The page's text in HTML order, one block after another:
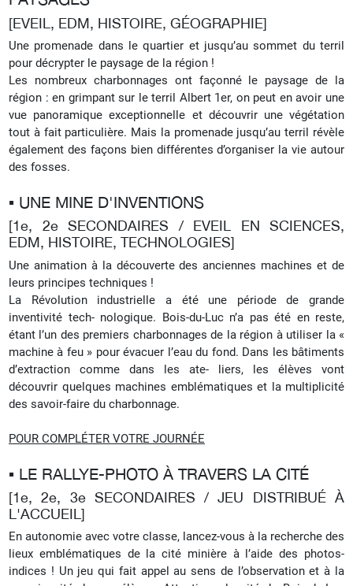
[EVEIL, EDM, HISTOIRE, GÉOGRAPHIE]
Une promenade dans le quartier et jusqu’au sommet du terril
pour décrypter le paysage de la région !
Les nombreux charbonnages ont façonné le paysage de la
région : en grimpant sur le terril Albert 1er, on peut en avoir une
vue panoramique exceptionnelle et découvrir une végétation
tout à fait particulière. Mais la promenade jusqu’au terril révèle
également des façons bien différentes d’organiser la vie autour
des fosses.
▪︎ UNE MINE D'INVENTIONS
[1e, 2e SECONDAIRES / EVEIL EN SCIENCES,
EDM, HISTOIRE, TECHNOLOGIES]
Une animation à la découverte des anciennes machines et de
leurs principes techniques !
La Révolution industrielle a été une période de grande
inventivité tech- nologique. Bois-du-Luc n’a pas été en reste,
étant l’un des premiers charbonnages de la région à utiliser la «
machine à feu » pour évacuer l’eau du fond. Dans les bâtiments
d’extraction comme dans les ate- liers, les élèves vont
découvrir quelques machines emblématiques et la multiplicité
des savoir-faire du charbonnage.
POUR COMPLÉTER VOTRE JOURNÉE
▪︎ LE RALLYE-PHOTO À TRAVERS LA CITÉ
[1e, 2e, 3e SECONDAIRES / JEU DISTRIBUÉ À
L'ACCUEIL]
En autonomie avec votre classe, lancez-vous à la recherche des
lieux emblématiques de la cité minière à l’aide des photos-
indices ! Un jeu qui fait appel au sens de l’observation et à la